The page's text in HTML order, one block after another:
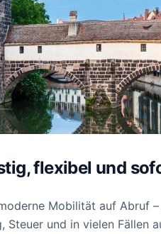
flexibel und
Mobilität auf Abruf
Steuer und in vielen Fällen